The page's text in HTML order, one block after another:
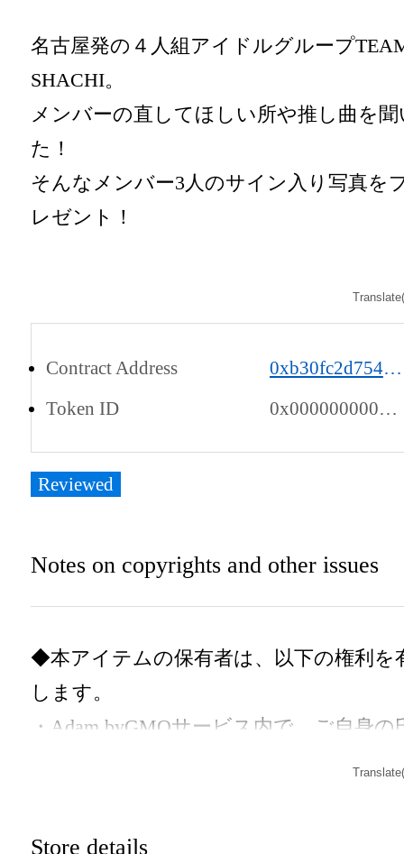
名古屋発の４人組アイドルグループ
SHACHI。
メンバーの直してほしい所や推し曲を聞
た！
そんなメンバー3人のサイン入り写真を
レゼント！
Contract Address
0xb30fc2d754c88c451275b743b6f530f19f643683
Token ID
0x000000000001000003fb000000365b89
Reviewed
Notes on copyrights and other issues
◆本アイテムの保有者は、以下の権利を
します。
・Adam byGMOサービス内で、ご自身の
Store details